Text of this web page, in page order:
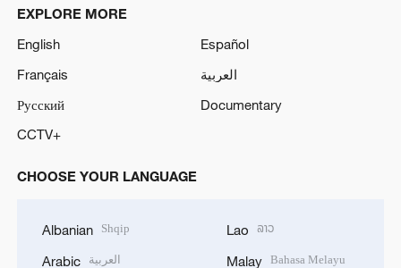
EXPLORE MORE
English
Español
Français
العربية
Русский
Documentary
CCTV+
CHOOSE YOUR LANGUAGE
Albanian Shqip
Arabic العربية
Lao ລາວ
Malay Bahasa Melayu